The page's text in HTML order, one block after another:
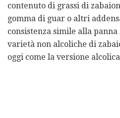
contenuto di grassi di
gomma di guar o altri
consistenza simile alla panna
varietà non alcoliche di
oggi come la versione